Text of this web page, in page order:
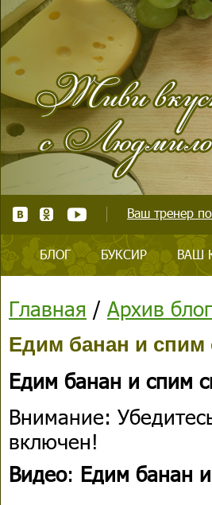
Ваш тренер
БЛОГ БУКСИР ВАШ
Главная / Архив
Едим банан и спим
Едим банан и спим
Внимание:
включен!
Видео: Едим банан